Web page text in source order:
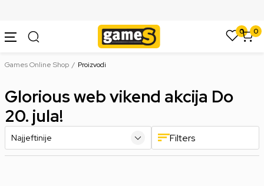
0 0
Games Online Shop Proizvodi
Glorious web vikend akcija Do
20. jula!
Filters